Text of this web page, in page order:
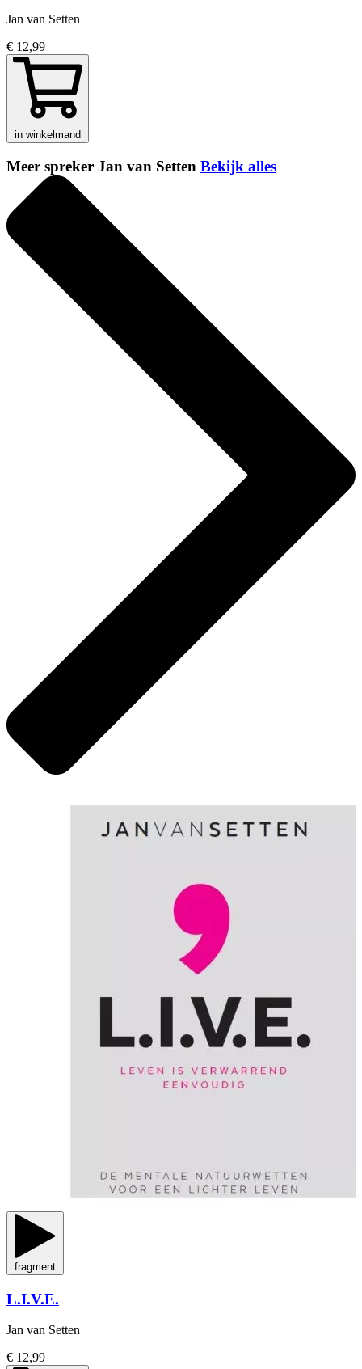
Jan van Setten
€ 12,99
in winkelmand
Meer spreker Jan van Setten Bekijk alles
fragment
L.I.V.E.
Jan van Setten
€ 12,99